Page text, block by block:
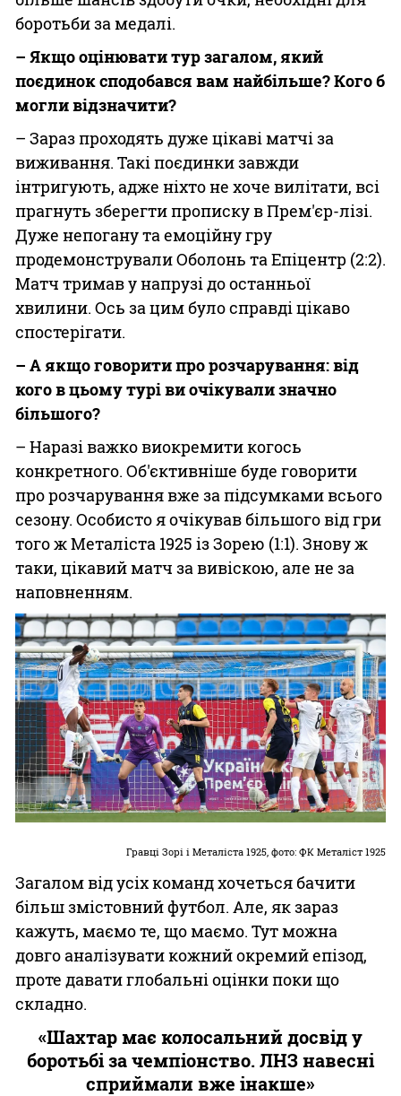
боротьби за медалі.
– Якщо оцінювати тур загалом, який
поєдинок сподобався вам найбільше? Кого б
могли відзначити?
– Зараз проходять дуже цікаві матчі за
виживання. Такі поєдинки завжди
інтригують, адже ніхто не хоче вилітати, всі
прагнуть зберегти прописку в Прем'єр-лізі.
Дуже непогану та емоційну гру
продемонстрували Оболонь та Епіцентр (2:2).
Матч тримав у напрузі до останньої
хвилини. Ось за цим було справді цікаво
спостерігати.
– А якщо говорити про розчарування: від
кого в цьому турі ви очікували значно
більшого?
– Наразі важко виокремити когось
конкретного. Об'єктивніше буде говорити
про розчарування вже за підсумками всього
сезону. Особисто я очікував більшого від гри
того ж Металіста 1925 із Зорею (1:1). Знову ж
таки, цікавий матч за вивіскою, але не за
наповненням.
Гравці Зорі і Металіста 1925, фото: ФК Металіст 1925
Загалом від усіх команд хочеться бачити
більш змістовний футбол. Але, як зараз
кажуть, маємо те, що маємо. Тут можна
довго аналізувати кожний окремий епізод,
проте давати глобальні оцінки поки що
складно.
«Шахтар має колосальний досвід у
боротьбі за чемпіонство. ЛНЗ навесні
сприймали вже інакше»